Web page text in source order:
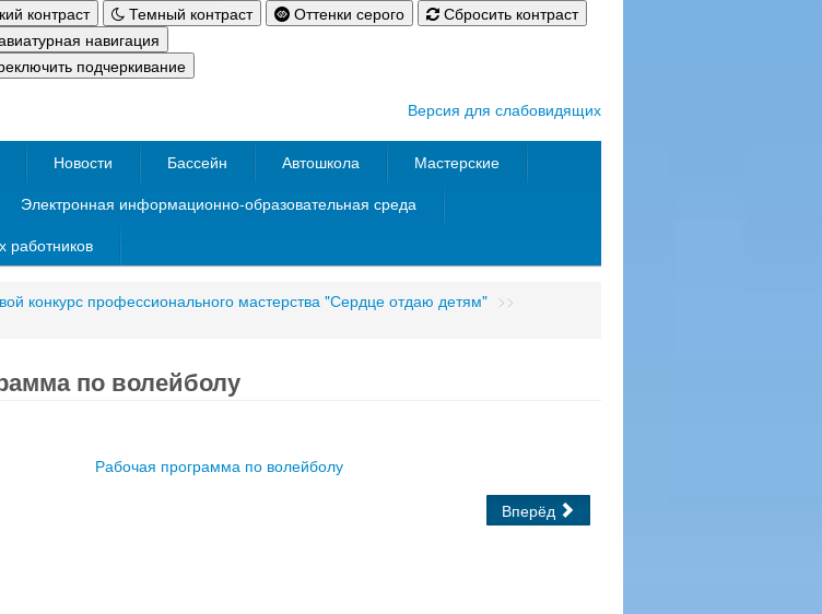
контраст
Темный контраст Оттенки серого
Сбросить контраст
навигация
подчеркивание
Версия для слабовидящих
Новости Бассейн Автошкола
Мастерские
Электронная информационно-образовательная среда
работников
конкурс профессионального мастерства "Сердце отдаю детям" >>
по волейболу
Рабочая программа по волейболу
Вперёд